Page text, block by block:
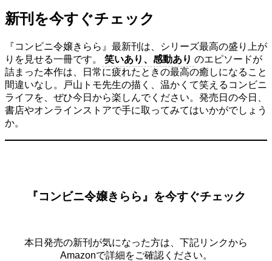
新刊を今すぐチェック
『コンビニ令嬢きらら』最新刊は、シリーズ最高の盛り上が
りを見せる一冊です。
笑いあり、感動あり のエピソードが
詰まった本作は、日常に疲れたときの最高の癒しになること
間違いなし。戸山トモ先生の描く、温かくて笑えるコンビニ
ライフを、ぜひ今日から楽しんでください。発売日の今日、
書店やオンラインストアで手に取ってみてはいかがでしょう
か。
『コンビニ令嬢きらら』を今すぐチェック
本日発売の新刊が気になった方は、下記リンクから
Amazonで詳細をご確認ください。